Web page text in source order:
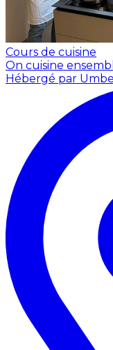
Cours de cuisine
On cuisine
Hébergé par